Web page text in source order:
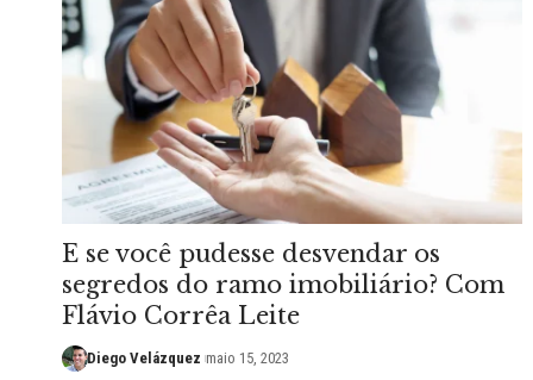
E se você pudesse desvendar os
segredos do ramo imobiliário? Com
Flávio Corrêa Leite
Diego Velázquez maio 15, 2023